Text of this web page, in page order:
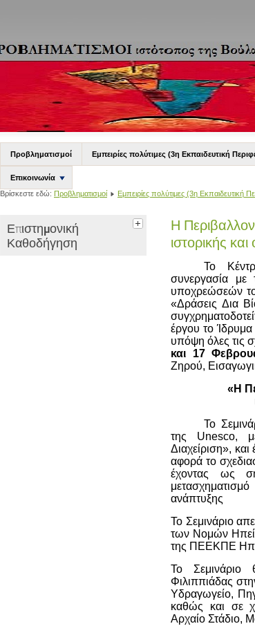
Προβληματισμοί Εμπειρίες πολύτιμες (3η Εκπαιδευτική
Επικοινωνία
Βρίσκεστε εδώ: Προβληματισμοί Εμπειρίες πολύτιμες (3η Εκπαιδευτική
Επιστημονική
Καθοδήγηση
Η
ιστορικής
Το
συνεργασία
υποχρεώσεών
«Δράσεις Δια
συγχρηματοδ
έργου το
υπόψη όλες τις
και 17
Ζηρού,
«Η
Το
της Unesco,
Διαχείριση»,
αφορά το
έχοντας ως
ανάπτυξης
Το Σεμινάριο
των Νομών
της ΠΕΕΚΠΕ
Το Σεμινάριο
Φιλιππιάδας
Υδραγωγείο,
καθώς και σε
Αρχαίο Στάδιο,